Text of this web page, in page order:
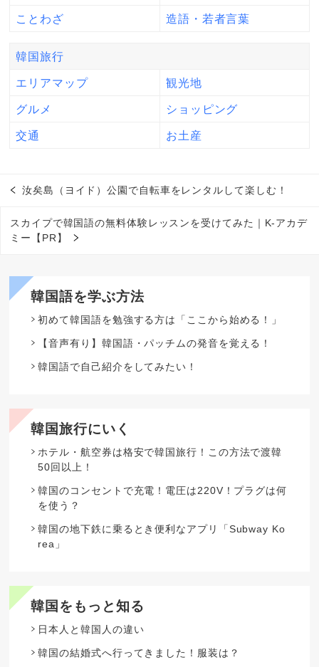
ことわざ 造語・若者言葉
韓国旅行
エリアマップ 観光地
グルメ ショッピング
交通 お土産
汝矣島（ヨイド）公園で自転車をレンタルして楽しむ！
スカイプで韓国語の無料体験レッスンを受けてみた｜K-アカデ
ミー【PR】
韓国語を学ぶ方法
初めて韓国語を勉強する方は「ここから始める！」
【音声有り】韓国語・パッチムの発音を覚える！
韓国語で自己紹介をしてみたい！
韓国旅行にいく
ホテル・航空券は格安で韓国旅行！この方法で渡韓
50回以上！
韓国のコンセントで充電！電圧は220V！プラグは何
を使う？
韓国の地下鉄に乗るとき便利なアプリ「Subway Ko
rea」
韓国をもっと知る
日本人と韓国人の違い
韓国の結婚式へ行ってきました！服装は？